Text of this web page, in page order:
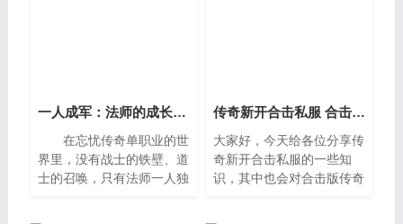
一人成军：法师的成长曲线与战斗智慧
在忘忧传奇单职业的世
界里，没有战士的铁壁、道
士的召唤，只有法师一人独
传奇新开合击私服 合击版传奇
大家好，今天给各位分享传
奇新开合击私服的一些知
识，其中也会对合击版传奇